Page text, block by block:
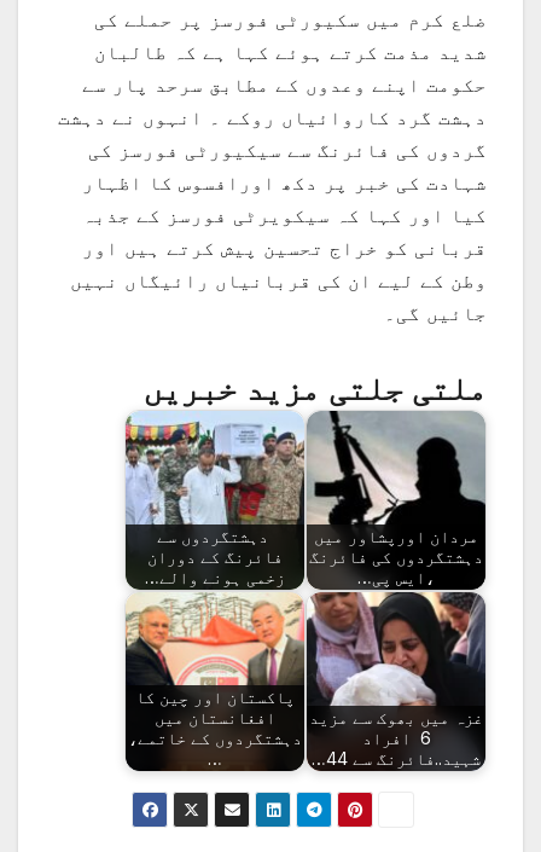
ضلع کرم میں سکیورٹی فورسز پر حملے کی
شدید مذمت کرتے ہوئے کہا ہے کہ طالبان
حکومت اپنے وعدوں کے مطابق سرحد پار سے
دہشت گرد کاروائیاں روکے ۔ انہوں نے دہشت
گردوں کی فائرنگ سے سیکیورٹی فورسز کی
شہادت کی خبر پر دکھ اورافسوس کا اظہار
کیا اور کہا کہ سیکویرٹی فورسز کے جذبہ
قربانی کو خراج تحسین پیش کرتے ہیں اور
وطن کے لیے ان کی قربانیاں رائیگاں نہیں
جائیں گی۔
ملتی جلتی مزید خبریں
مردان اورپشاور میں
دہشتگردوں کی فائرنگ
،ایس پی…
دہشتگردوں سے
فائرنگ کے دوران
زخمی ہونے والے…
غزہ میں بھوک سے مزید
6 افراد
شہید..فائرنگ سے 44…
پاکستان اور چین کا
افغانستان میں
دہشتگردوں کے خاتمے،
…